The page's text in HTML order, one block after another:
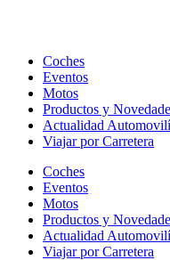
Coches
Eventos
Motos
Productos y
Actualidad
Viajar por Carretera
Coches
Eventos
Motos
Productos y
Actualidad
Viajar por Carretera